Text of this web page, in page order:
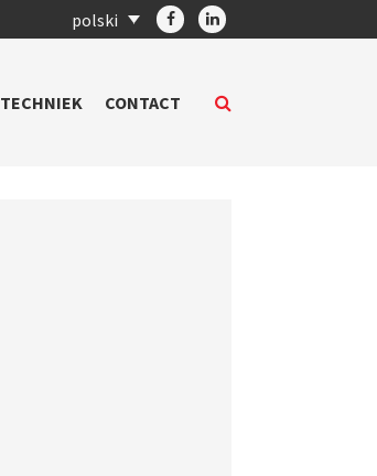
polski
TECHNIEK CONTACT